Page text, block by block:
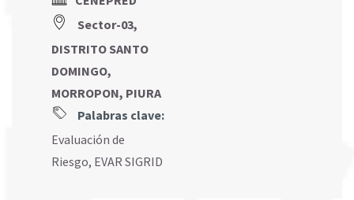
Sector-03,
DISTRITO SANTO
DOMINGO,
MORROPON, PIURA
Palabras clave:
Evaluación de
Riesgo, EVAR SIGRID